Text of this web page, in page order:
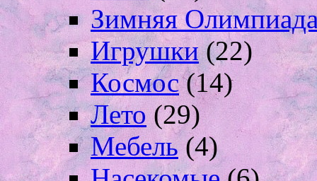
Зимняя
Игрушки(22)
Космос(14)
Лето(29)
Мебель(4)